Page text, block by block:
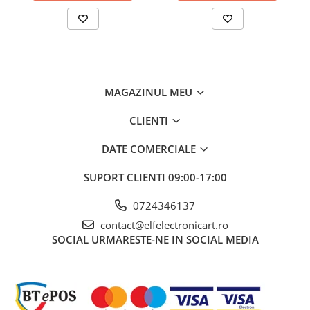
±(0,5% + 40 cifre)
10nA... 500μA, 5mA, 50mA, 500mA, 5A, 10A
Precizia
continuu
±(0,15% + 15 cifre)
Interval de 0,01...500μA, 5mA, 50mA, 0,5A, 10A
MAGAZINUL MEU
CLIENTI
DATE COMERCIALE
SUPORT CLIENTI 09:00-17:00
0724346137
contact@elfelectronicart.ro
SOCIAL URMARESTE-NE IN SOCIAL MEDIA